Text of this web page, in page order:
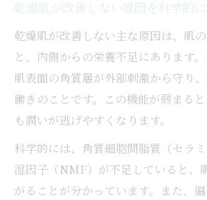
乾燥肌が改善しない原因を科学的
乾燥肌が改善しない主な原因は、肌
と、内側からの栄養不足にあります。
肌表面の角質層が外部刺激から守り
働きのことです。この機能が弱まる
も潤いが逃げやすくなります。
科学的には、角質細胞間脂質（セラ
湿因子（NMF）が不足していると、
がることが分かっています。また、